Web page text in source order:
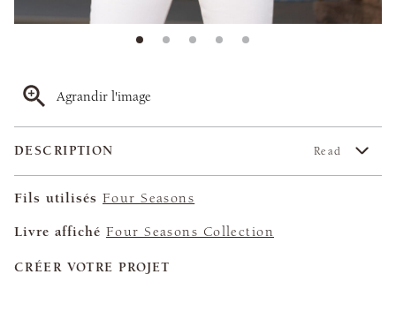
Agrandir l'image
DESCRIPTION Read
Fils utilisés Four Seasons
Livre affiché Four Seasons Collection
CRÉER VOTRE PROJET